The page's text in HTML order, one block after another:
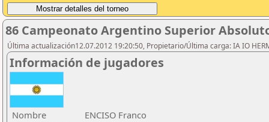
86 Campeonato Argentino Superior
Última actualización12.07.2012 19:20:50, Propietario/Última carga: IA IO
Información de jugadores
Nombre
ENCISO Franco